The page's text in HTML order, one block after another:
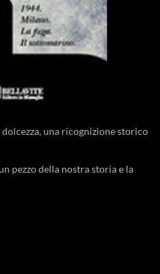
una ricognizione storico
pezzo della nostra storia e la